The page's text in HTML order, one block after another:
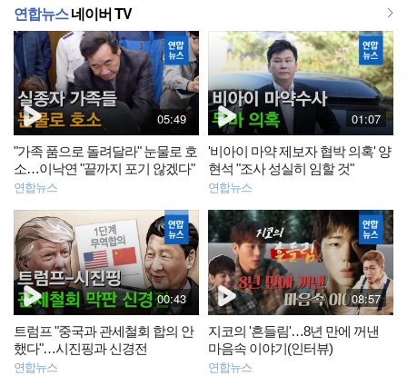
연합뉴스네이버 TV
더
보
기
동
영
상
뉴
스
재
생
시
간
05:49
"가족 품으로 돌려달라" 눈물로 호
소…이낙연 "끝까지 포기 않겠다"
연합뉴스
동
뉴
스
재
생
시
간
01:07
'비아이 마약 제보자 협박 의혹' 양
현석 "조사 성실히 임할 것"
연합뉴스
동
영
상
뉴
스
재
생
시
간
00:43
트럼프 "중국과 관세철회 합의 안
했다"…시진핑과 신경전
연합뉴스
동
영
상
뉴
스
재
생
시
간
08:57
지코의 '흔들림'…8년 만에 꺼낸
마음속 이야기(인터뷰)
연합뉴스